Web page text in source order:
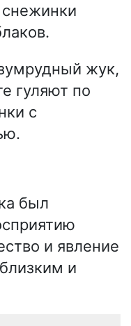
снежинки
жук,
гуляют по
с
был
и явление
и